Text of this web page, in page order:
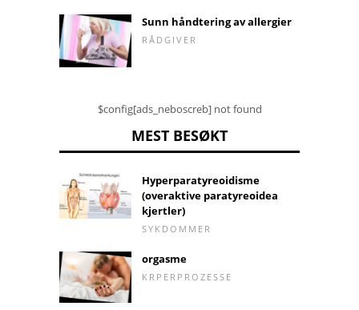
Sunn håndtering av allergier
RÅDGIVER
$config[ads_neboscreb] not found
MEST BESØKT
Hyperparatyreoidisme
(overaktive paratyreoidea
kjertler)
SYKDOMMER
orgasme
KRPERPROZESSE